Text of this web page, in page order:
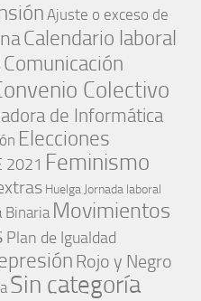
Ajuste o exceso de
Calendario laboral
Comunicación
Colectivo
de Informática
Elecciones
2021 Feminismo
Huelga Jornada laboral
Binaria Movimientos
Plan de Igualdad
Rojo y Negro
Sin categoría